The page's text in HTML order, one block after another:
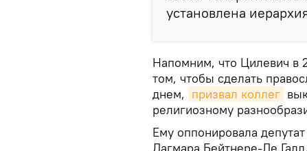
установлена
Напомним, что Цилевич в
том, чтобы сделать
днем, призвал коллег
религиозному
Ему оппонировала